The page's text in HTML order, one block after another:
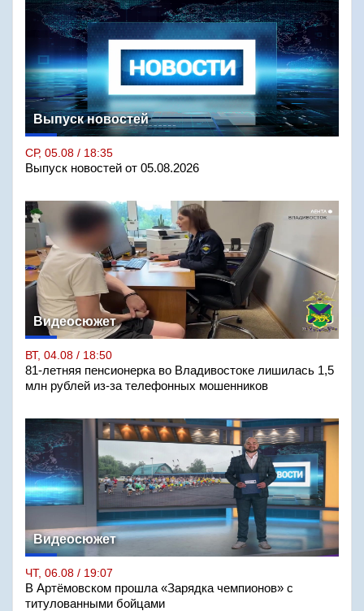
Выпуск новостей
СР, 05.08 / 18:35
Выпуск новостей от 05.08.2026
Видеосюжет
ВТ, 04.08 / 18:50
81-летняя пенсионерка во Владивостоке лишилась 1,5
млн рублей из-за телефонных мошенников
Видеосюжет
ЧТ, 06.08 / 19:07
В Артёмовском прошла «Зарядка чемпионов» с
титулованными бойцами